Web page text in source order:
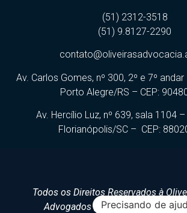
(51) 2312-3518
(51) 9.8127-2290
Av. Carlos Gomes, nº 300, 2º e 7º
Porto Alegre/RS – CEP:
Av. Hercílio Luz, nº 639, sala 1104
Florianópolis/SC – CEP:
Todos os Direitos Reservados à
Advogados | Desenvolvido por
Precisando de